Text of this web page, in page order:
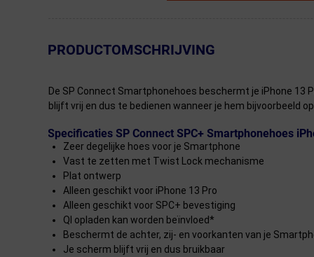
← Terug naar productnavigatie
PRODUCTOMSCHRIJVING
De SP Connect Smartphonehoes beschermt je iPhone
blijft vrij en dus te bedienen wanneer je hem bijvoorbeeld
Specificaties SP Connect SPC+ Smartphonehoes
Zeer degelijke hoes voor je Smartphone
Vast te zetten met Twist Lock mechanisme
Plat ontwerp
Alleen geschikt voor iPhone 13 Pro
Alleen geschikt voor SPC+ bevestiging
QI opladen kan worden beïnvloed*
Beschermt de achter, zij- en voorkanten van je
Je scherm blijft vrij en dus bruikbaar